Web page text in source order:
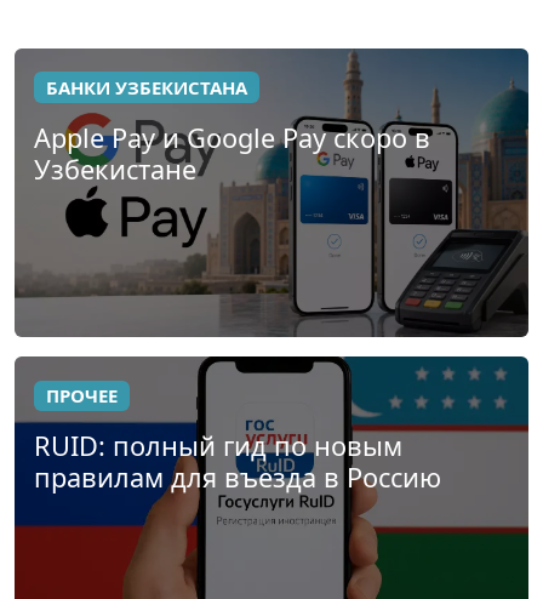
БАНКИ УЗБЕКИСТАНА
Apple Pay и Google Pay скоро в
Узбекистане
ПРОЧЕЕ
RUID: полный гид по новым
правилам для въезда в Россию